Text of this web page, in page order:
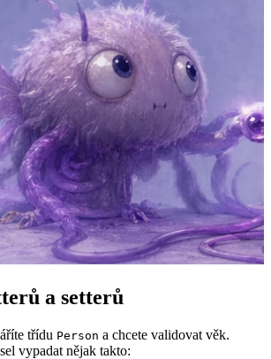
a setterů
třídu Person a chcete validovat věk.
vypadat nějak takto: